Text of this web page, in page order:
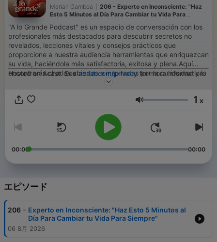
Marian Gamboa
206 - Experto en Inconsciente: "Haz
Esto 5 Minutos al Día Para Cambiar tu Vida Para
"A lo Grande Podcast" es un espacio de conversación con los
profesionales más destacados para descubrir secretos no
revelados, lecciones vitales y consejos prácticos que
proporcione a nuestra audiencia herramientas que enriquezcan
su vida, haciéndola más satisfactoria, exitosa y plena.Aquí
encontrarás charlas abiertas e inspiradas por la curiosidad y la
escucha activa, donde se exploran las historias de personas
logrado hacerlo “A lo Grande”.
Hosted on Acast. Seeacast.com/privacyfor more information.
音量 1 x
00:00 00:00
エピソード
206 - Experto en Inconsciente: "Haz Esto 5 Minutos al
Día Para Cambiar tu Vida Para Siempre"
06 8月 2026